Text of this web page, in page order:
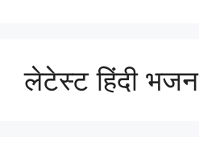
लेटेस्ट हिंदी भजन